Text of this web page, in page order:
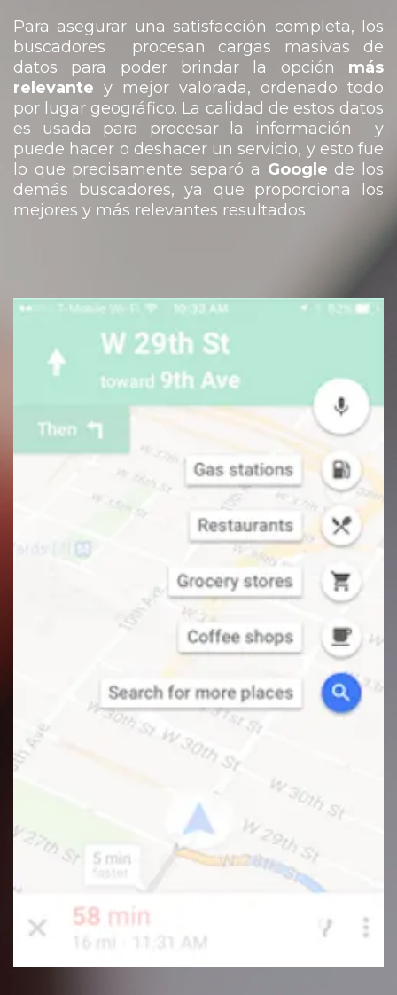
Para asegurar una satisfacción completa, los
buscadores procesan cargas masivas de
datos para poder brindar la opción más
relevante y mejor valorada, ordenado todo
por lugar geográfico. La calidad de estos datos
es usada para procesar la información y
puede hacer o deshacer un servicio, y esto fue
lo que precisamente separó a Google de los
demás buscadores, ya que proporciona los
mejores y más relevantes resultados.